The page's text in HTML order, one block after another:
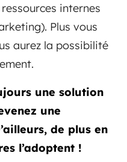
internes
Plus vous
aurez la possibilité
une solution
une
de plus en
l’adoptent !